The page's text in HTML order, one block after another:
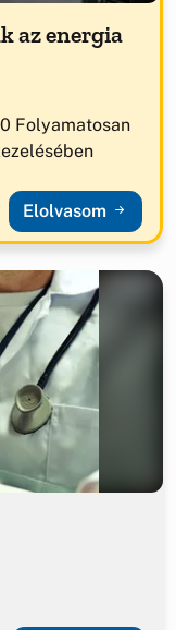
az energia
Folyamatosan
Elolvasom